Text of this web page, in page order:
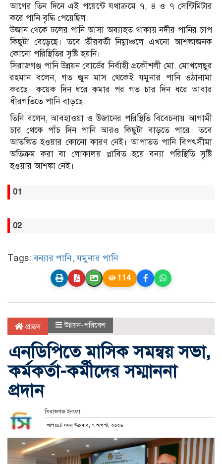
আগের তিন দিনে এই পয়েন্টে যথাক্রমে ৭, ৪ ও ৭ সেন্টিমিটার
করে পানি বৃদ্ধি পেয়েছিল।
উজান থেকে ঢলের পানি আসা অব্যাহত থাকায় নদীর পানির চাপ
কিছুটা বেড়েছে। তবে তীরবর্তী নিম্নাঞ্চলে এখনো আশঙ্কাজনক
কোনো পরিস্থিতির সৃষ্টি হয়নি।
সিরাজগঞ্জ পানি উন্নয়ন বোর্ডের নির্বাহী প্রকৌশলী মো. মোখলেছুর
রহমান বলেন, গত জুন মাস থেকেই যমুনার পানি ওঠানামা
করছে। কয়েক দিন ধরে কমার পর গত চার দিন ধরে আবার
ধীরগতিতে পানি বাড়ছে।
তিনি বলেন, আবহাওয়া ও উজানের পরিস্থিতি বিবেচনায় আগামী
চার থেকে পাঁচ দিন পানি আরও কিছুটা বাড়তে পারে। তবে
আতঙ্কিত হওয়ার কোনো কারণ নেই। আপাতত পানি বিপৎসীমা
অতিক্রম করা বা লোকালয় প্লাবিত হয়ে বন্যা পরিস্থিতি সৃষ্টি
হওয়ার আশঙ্কা নেই।
01
02
Tags:বন্যার পানি,যমুনার পানি
114
প্রচ্ছদ উন্নয়ন-পরিবেশ
এনডিপিতে মাসিক সমন্বয় সভা,
কর্মকর্তা-কর্মীদের সম্মাননা
প্রদান
সিরাজগঞ্জ ইনফো
আপডেট সময় শুক্রবার, ৭ আগস্ট, ২০২৬